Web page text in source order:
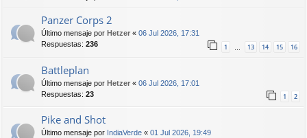
Panzer Corps 2
Último mensaje por Hetzer « 06 Jul 2026, 17:31
Respuestas: 236 1 13 14 15 16
Battleplan
Último mensaje por Hetzer « 06 Jul 2026, 17:01
Respuestas: 23 1 2
Pike and Shot
Último mensaje por IndiaVerde « 01 Jul 2026, 19:49